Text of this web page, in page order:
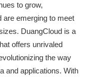
to grow,
are emerging to meet
DuangCloud is a
offers unrivaled
the way
and applications. With